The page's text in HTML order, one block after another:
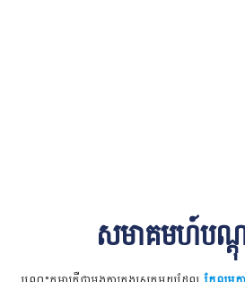
សមាគមហ៍បណ្ដុ